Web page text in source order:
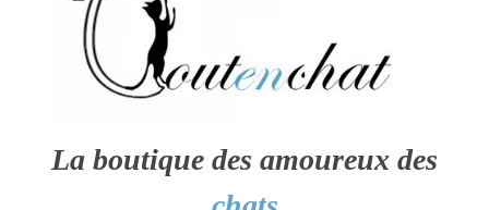
La boutique des amoureux des